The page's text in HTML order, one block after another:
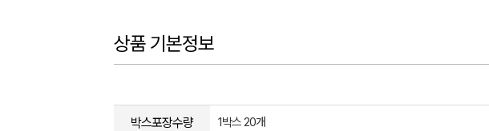
상품 기본정보
박스포장수량 1박스 20개